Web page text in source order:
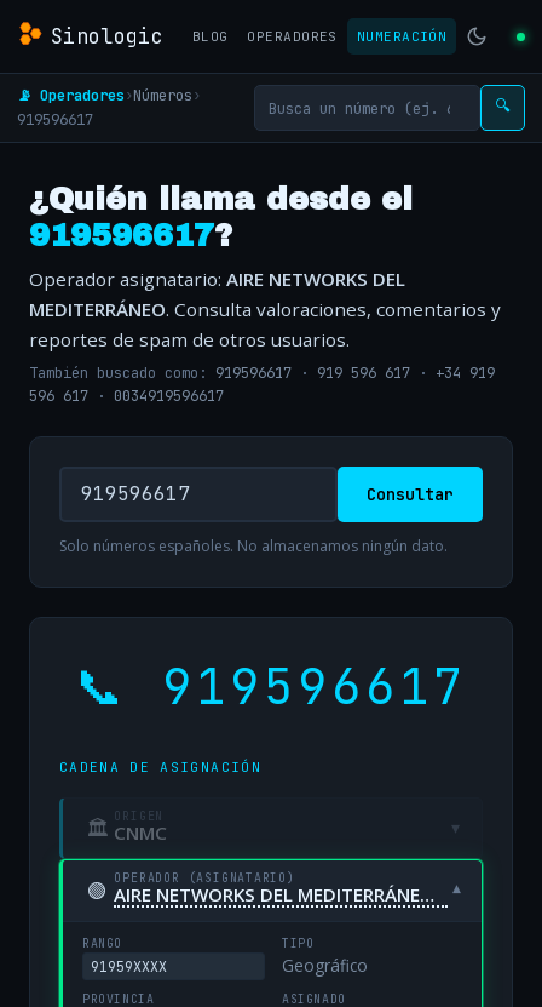
Sinologic BLOG OPERADORES NUMERACIÓN
📡 Operadores›Números›
919596617
🔍
¿Quién llama desde el
919596617?
Operador asignatario: AIRE NETWORKS DEL
MEDITERRÁNEO. Consulta valoraciones, comentarios y
reportes de spam de otros usuarios.
También buscado como: 919596617 · 919 596 617 · +34 919
596 617 · 0034919596617
Consultar
Solo números españoles. No almacenamos ningún dato.
📞 919596617
CADENA DE ASIGNACIÓN
🏛 ORIGEN
CNMC ▾
🟢 OPERADOR (ASIGNATARIO)
AIRE NETWORKS DEL MEDITERRÁNEO, S.L. UNIPERSONAL ▾
RANGO
91959XXXX
TIPO
Geográfico
PROVINCIA ASIGNADO